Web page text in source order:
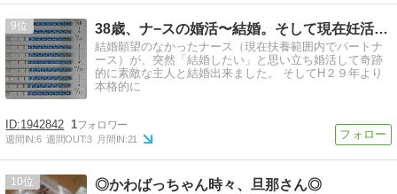
9 38歳、ナ−スの婚活〜結婚。そして現在妊活中 黄体機能不全
結婚願望のなかったナース（現在扶養範囲内でパートナ
ース）が、突然「結婚したい」と思い立ち婚活して奇跡
的に素敵な主人と結婚出来ました。 そしてH２９年より
本格的に
1942842 1
週間IN:6 週間OUT:3 月間IN:21
10 ◎かわばっちゃん時々、旦那さん◎